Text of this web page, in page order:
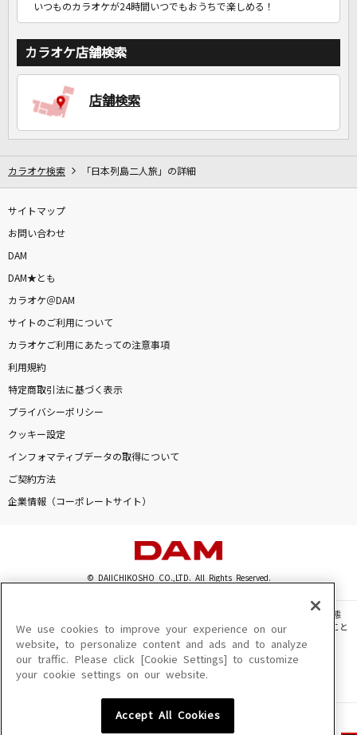
いつものカラオケが24時間いつでもおうちで楽しめる！
カラオケ店舗検索
店舗検索
カラオケ検索 「日本列島二人旅」の詳細
サイトマップ
お問い合わせ
DAM
DAM★とも
カラオケ＠DAM
サイトのご利用について
カラオケご利用にあたっての注意事項
利用規約
特定商取引法に基づく表示
プライバシーポリシー
クッキー設定
インフォマティブデータの取得について
ご契約方法
企業情報（コーポレートサイト）
© DAIICHIKOSHO CO.,LTD. All Rights Reserved.
このサイトに掲載されている一切の文章・画像・写真・動画・音声等を、手段や形態
を問わず、著作権法の定める範囲を超えて無断で複製、転載、ファイル化などすること
を禁じます。
楽曲及びコンテンツは、機種によりご利用いただけない場合があります。
楽曲及びコンテンツの配信日、配信内容が変更になる場合があります。
We use cookies to improve your experience on our
website, to personalize content and ads and to analyze
our traffic. Please click [Cookie Settings] to customize
your cookie settings on our website.
Accept All Cookies